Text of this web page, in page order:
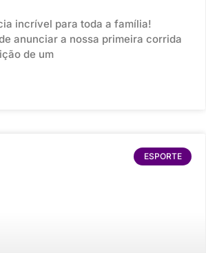
incrível para toda a família!
anunciar a nossa primeira corrida
de um
ESPORTE